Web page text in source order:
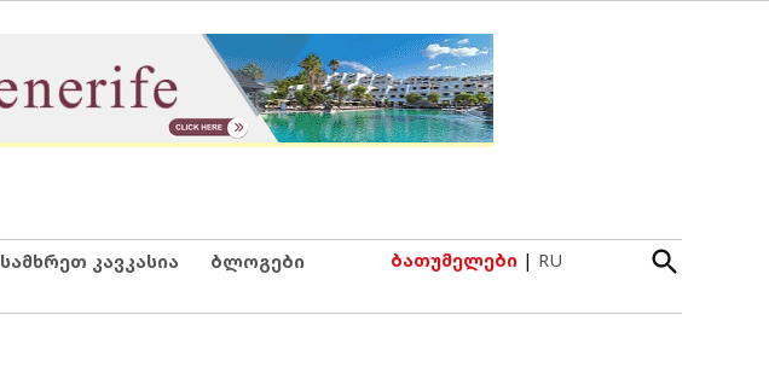
სამხრეთ კავკასია ბლოგები ბათუმელები | RU
Open
Search